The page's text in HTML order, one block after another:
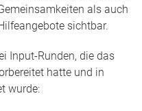
als auch
sichtbar.
Input-Runden, die das
hatte und in
wurde: